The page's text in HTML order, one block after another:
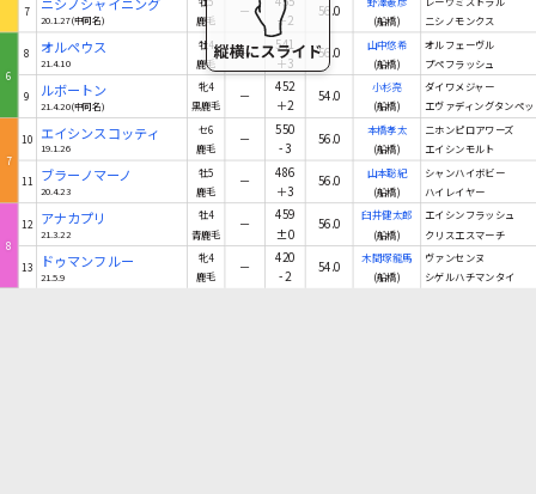
7 ニシノシャイニング
20.1.27(中同名) 鹿毛
－
＋2
56.0
(船橋) ニシノモンクス
6
8 オルペウス
21.4.10
牡4
鹿毛
－
541
＋3
56.0
山中悠希
(船橋)
オルフェーヴル
プペフラッシュ
9 ルボートン
21.4.20(中同名)
牝4
黒鹿毛
－
452
＋2
54.0
小杉亮
(船橋)
ダイワメジャー
エヴァディングタンペ
7
10 エイシンスコッティ
19.1.26
セ6
鹿毛
－
550
-3
56.0
本橋孝太
(船橋)
ニホンピロアワーズ
エイシンモルト
11 ブラーノマーノ
20.4.23
牡5
鹿毛
－
486
＋3
56.0
山本聡紀
(船橋)
シャンハイボビー
ハイレイヤー
8
12 アナカプリ
21.3.22
牡4
青鹿毛
－
459
±0
56.0
臼井健太郎
(船橋)
エイシンフラッシュ
クリスエスマーチ
13 ドゥマンフルー
21.5.9
牝4
鹿毛
－
420
-2
54.0
木間塚龍馬
(船橋)
ヴァンセンヌ
シゲルハチマンタイ